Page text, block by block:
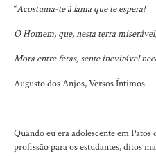
“Acostuma-te à lama que te espera!
O Homem, que, nesta terra miserável,
Mora entre feras, sente inevitável
Augusto dos Anjos, Versos Íntimos.
Quando eu era adolescente em
profissão para os estudantes, ditos